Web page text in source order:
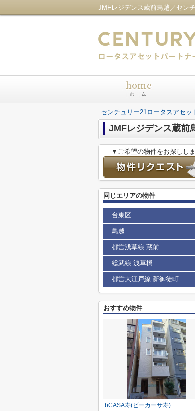
センチュリー21ロータスアセ
JMFレジデンス蔵前
▼ご希望の物件をお探しし
同じエリアの物件
台東区
鳥越
都営浅草線 蔵前
総武線 浅草橋
都営大江戸線 新御徒町
おすすめ物件
bCASA寿(ビーカーサ寿)